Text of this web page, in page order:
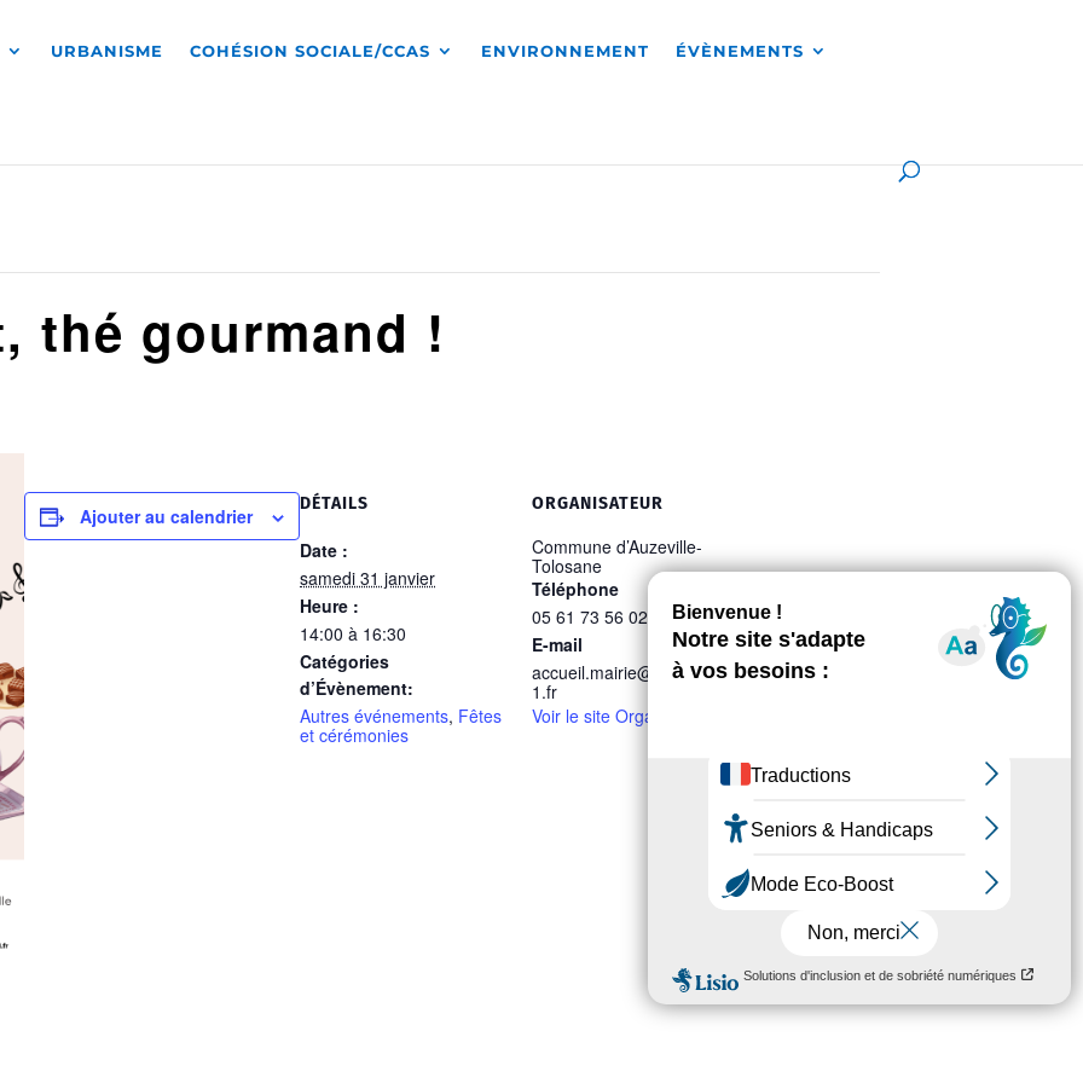
URBANISME COHÉSION SOCIALE/CCAS ENVIRONNEMENT ÉVÈNEMENTS
thé gourmand !
Ajouter au calendrier
DÉTAILS
Date :
samedi 31 janvier
Heure :
14:00 à 16:30
Catégories
d’Évènement:
Autres événements, Fêtes
et cérémonies
ORGANISATEUR
Commune d’Auzeville-
Tolosane
Téléphone
05 61 73 56 02
E-mail
accueil.mairie@auzeville3
1.fr
Voir le site Organisateur